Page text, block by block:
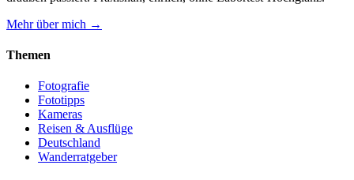
Mehr über mich →
Themen
Fotografie
Fototipps
Kameras
Reisen & Ausflüge
Deutschland
Wanderratgeber